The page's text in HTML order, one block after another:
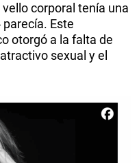
corporal tenía una
Este
otorgó a la falta de
sexual y el